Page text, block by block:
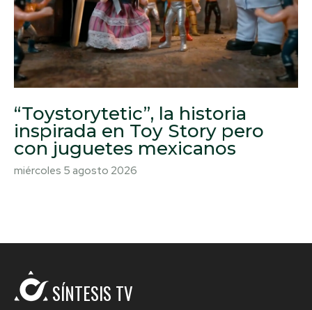
“Toystorytetic”, la historia
inspirada en Toy Story pero
con juguetes mexicanos
miércoles 5 agosto 2026
SÍNTESIS TV